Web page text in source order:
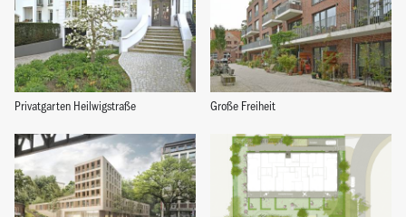
Privatgarten Heilwigstraße Große Freiheit